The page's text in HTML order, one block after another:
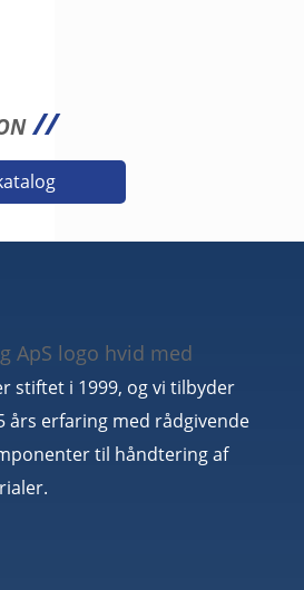
//
stiftet i 1999, og vi tilbyder
års erfaring med rådgivende
til håndtering af